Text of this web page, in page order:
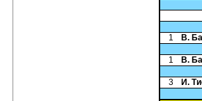
1 В.
1 В.
3 И.